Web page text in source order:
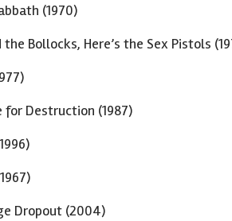
(1970)
Bollocks, Here’s the Sex Pistols
for Destruction (1987)
Dropout (2004)